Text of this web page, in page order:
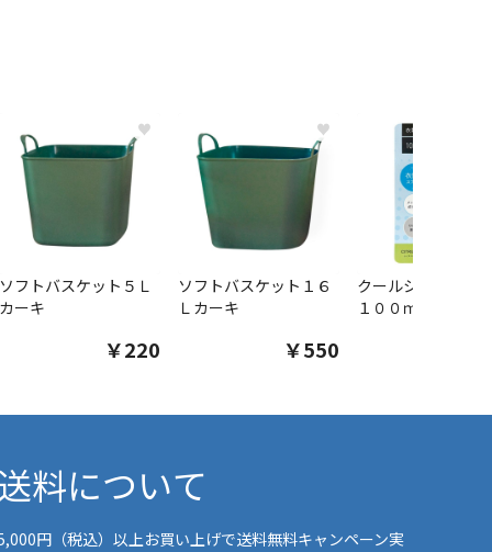
♥
ソフトバスケット５Ｌ
カーキ
￥220
♥
ソフトバスケット１６
Ｌカーキ
￥550
クールシャツスプ
１００ｍｌ
料について
円（税込）以上お買い上げで送料無料キャンペーン実